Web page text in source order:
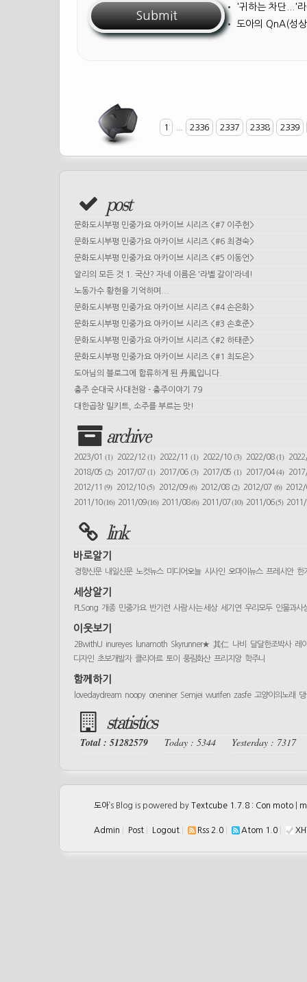
• '귀하는 차단...'
• 도아의 QnA(성
1 2336 2337 2338 2339
post
문화도시부평 민중가요 아카이브 시리즈 <#7 이주헌>
문화도시부평 민중가요 아카이브 시리즈 <#6 최경숙>
문화도시부평 민중가요 아카이브 시리즈 <#5 이동언>
알리의 모든 것 1. 국산? 자네 이름은 '라벨 갈이'라네!
노동가수 황현을 기억하며...
문화도시부평 민중가요 아카이브 시리즈 <#4 손은화>
문화도시부평 민중가요 아카이브 시리즈 <#3 손호준>
문화도시부평 민중가요 아카이브 시리즈 <#2 하태준>
문화도시부평 민중가요 아카이브 시리즈 <#1 최도은>
도아님의 블로그에 합류하게 된 丹風입니다.
충주 순대국 사대천왕 - 충주이야기 79
대한곱창 밀키트, 소주를 부르는 맛!
archive
2023/01 (1) 2022/12(1) 2022/11(1) 2022/10 (3) 2022/08(1)
2018/05 (2) 2017/07(1) 2017/06(3) 2017/05 (1) 2017/04(4)
2012/11(9) 2012/10(5) 2012/09(6) 2012/08 (2) 2012/07 (6)
2011/10(16) 2011/09(16) 2011/08(6) 2011/07(10) 2011/06(5)
link
바로알기
경향신문 내일신문 노컷뉴스 미디어오늘 시사인 오마이뉴스 프레시안 한
세상알기
PLSong 개종 민중가요 반기련 사람 사는 세상 세기연 우리모두 인물과사
이웃보기
2BwithU inureyes lunamoth Skyrunner★ 其仁 나비 달달한조박사 레
디자인 초보개발자 클리아르 토이 풍림화산 프리지앙 학주니
함께하기
lovedaydream noopy oneniner Semjei wurifen zasfe 고양이의노래
statistics
Total : 51282579 Today : 5344 Yesterday : 7317
도아’s Blog is powered by Textcube 1.7.8 : Con moto
Admin Post Logout Rss 2.0 Atom 1.0